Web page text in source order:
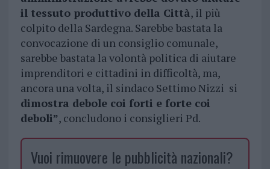
il tessuto produttivo della Città, il più
colpito della Sardegna. Sarebbe bastata la
convocazione di un consiglio comunale,
sarebbe bastata la volontà politica di aiutare
imprenditori e cittadini in difficoltà, ma,
ancora una volta, il sindaco Settimo Nizzi si
dimostra debole coi forti e forte coi
deboli”, concludono i consiglieri Pd.
Vuoi rimuovere le pubblicità nazionali?